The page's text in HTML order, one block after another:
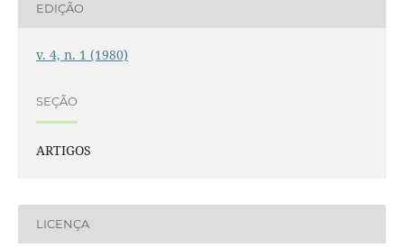
EDIÇÃO
v. 4, n. 1 (1980)
SEÇÃO
ARTIGOS
LICENÇA